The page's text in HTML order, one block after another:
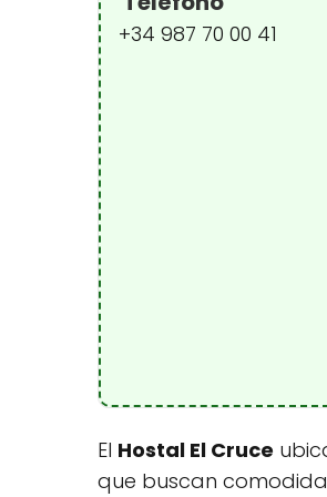
+34 987 70 00 41
El Hostal El Cruce
que buscan